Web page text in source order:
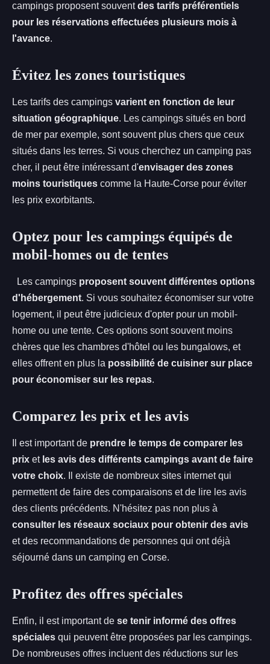
campings proposent souventdes tarifs préférentiels
pour les réservations effectuées plusieurs mois à
l'avance.
Évitez les zones touristiques
Les tarifs des campings varient en fonction de leur
situation géographique. Les campings situés en bord
de mer par exemple, sont souvent plus chers que ceux
situés dans les terres. Si vous cherchez un camping pas
cher, il peut être intéressant d'envisager des zones
moins touristiques comme la Haute-Corse pour éviter
les prix exorbitants.
Optez pour les campings équipés de
mobil-homes ou de tentes
Les campings proposent souvent différentes options
d'hébergement. Si vous souhaitez économiser sur votre
logement, il peut être judicieux d'opter pour un mobil-
home ou une tente. Ces options sont souvent moins
chères que les chambres d'hôtel ou les bungalows, et
elles offrent en plus la possibilité de cuisiner sur place
pour économiser sur les repas.
Comparez les prix et les avis
Il est important de prendre le temps de comparer les
prix et les avis des différents campings avant de faire
votre choix. Il existe de nombreux sites internet qui
permettent de faire des comparaisons et de lire les avis
des clients précédents. N'hésitez pas non plus à
consulter les réseaux sociaux pour obtenir des avis
et des recommandations de personnes qui ont déjà
séjourné dans un camping en Corse.
Profitez des offres spéciales
Enfin, il est important de se tenir informé des offres
spéciales qui peuvent être proposées par les campings.
De nombreuses offres incluent des réductions sur les